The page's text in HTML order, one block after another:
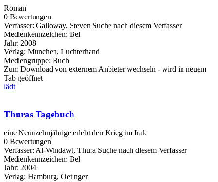
Roman
0 Bewertungen
Verfasser: Galloway, Steven Suche nach diesem Verfasser
Medienkennzeichen: Bel
Jahr: 2008
Verlag: München, Luchterhand
Mediengruppe: Buch
Zum Download von externem Anbieter wechseln - wird in neuem
Tab geöffnet
lädt
Thuras Tagebuch
eine Neunzehnjährige erlebt den Krieg im Irak
0 Bewertungen
Verfasser: Al-Windawi, Thura Suche nach diesem Verfasser
Medienkennzeichen: Bel
Jahr: 2004
Verlag: Hamburg, Oetinger